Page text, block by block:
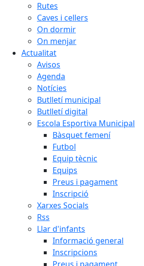
Rutes
Caves i cellers
On dormir
On menjar
Actualitat
Avisos
Agenda
Notícies
Butlletí municipal
Butlletí digital
Escola Esportiva Municipal
Bàsquet femení
Futbol
Equip tècnic
Equips
Preus i pagament
Inscripció
Xarxes Socials
Rss
Llar d'infants
Informació general
Inscripcions